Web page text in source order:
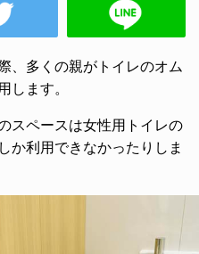
、多くの親がトイレのオム
します。
スペースは女性用トイレの
か利用できなかったりしま